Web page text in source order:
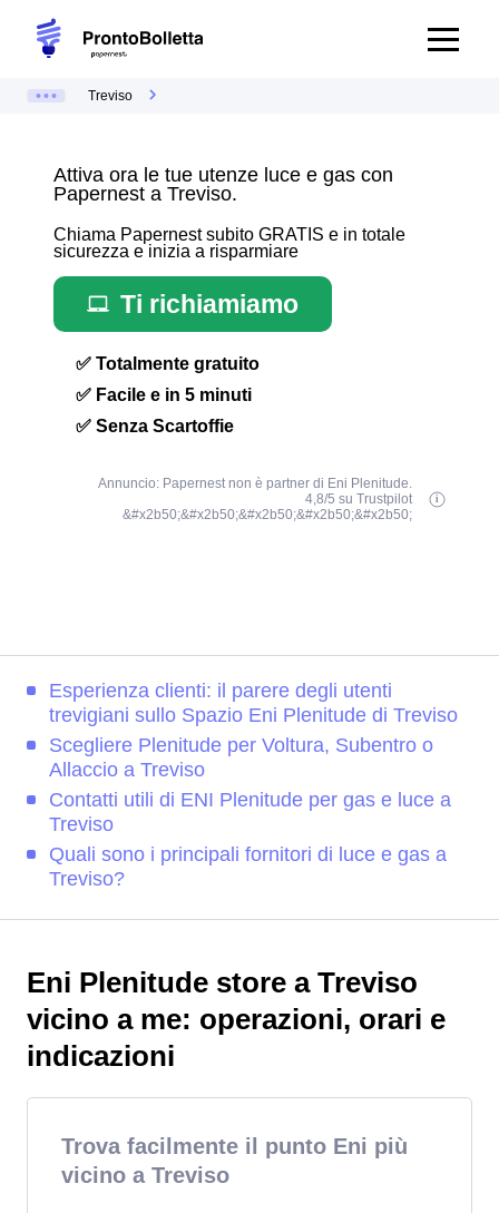
Treviso
Attiva ora le tue utenze luce e gas con
Papernest a Treviso.
Chiama Papernest subito GRATIS e in totale
sicurezza e inizia a risparmiare
Ti richiamiamo
✅ Totalmente gratuito
✅ Facile e in 5 minuti
✅ Senza Scartoffie
Annuncio: Papernest non è partner di Eni Plenitude.
4,8/5 su Trustpilot
&#x2b50;&#x2b50;&#x2b50;&#x2b50;&#x2b50;
Esperienza clienti: il parere degli utenti
trevigiani sullo Spazio Eni Plenitude di Treviso
Scegliere Plenitude per Voltura, Subentro o
Allaccio a Treviso
Contatti utili di ENI Plenitude per gas e luce a
Treviso
Quali sono i principali fornitori di luce e gas a
Treviso?
Eni Plenitude store a Treviso
vicino a me: operazioni, orari e
indicazioni
Trova facilmente il punto Eni più
vicino a Treviso